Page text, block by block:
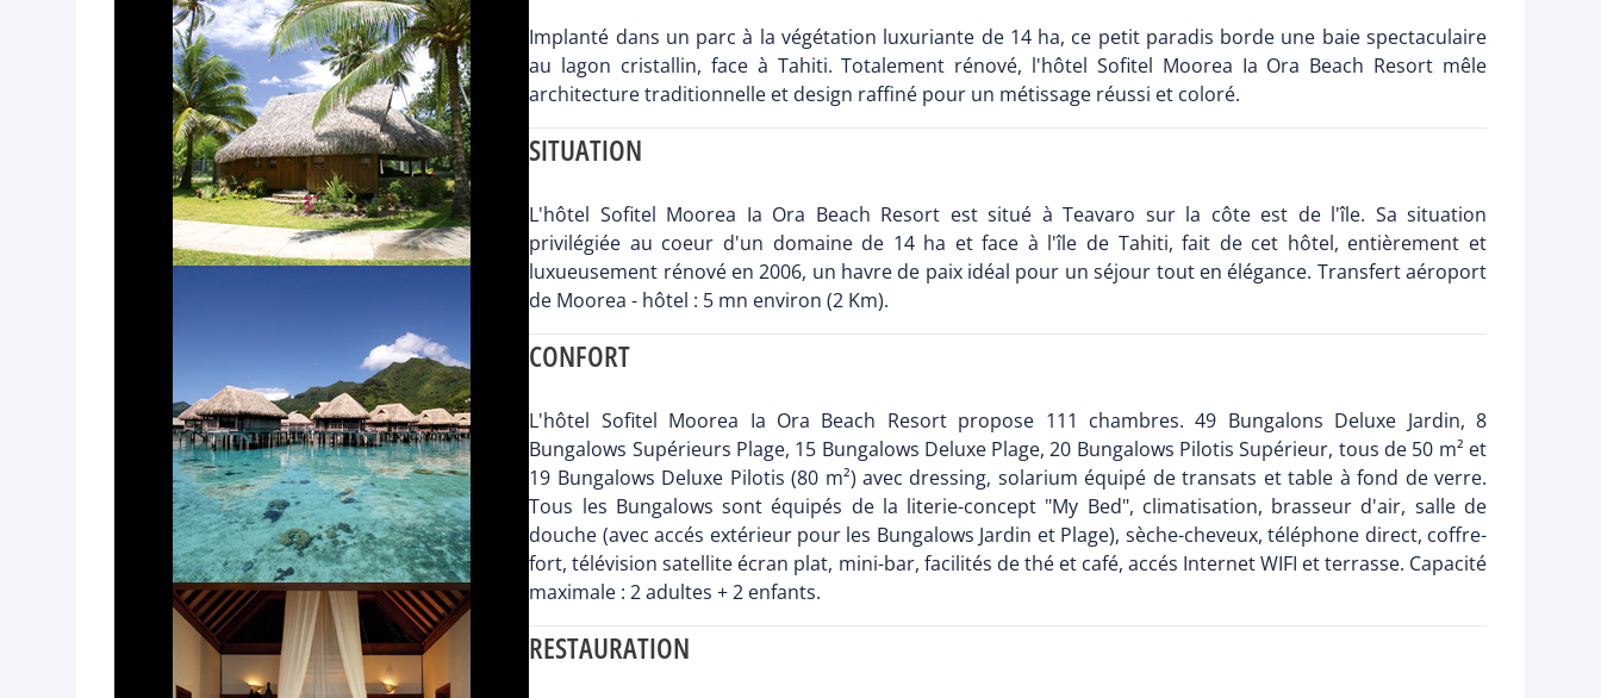
Implanté dans un parc à la végétation luxuriante de 14 ha, ce petit paradis borde une baie spectaculaire
au lagon cristallin, face à Tahiti. Totalement rénové, l'hôtel Sofitel Moorea Ia Ora Beach Resort mêle
architecture traditionnelle et design raffiné pour un métissage réussi et coloré.
SITUATION
L'hôtel Sofitel Moorea Ia Ora Beach Resort est situé à Teavaro sur la côte est de l'île. Sa situation
privilégiée au coeur d'un domaine de 14 ha et face à l'île de Tahiti, fait de cet hôtel, entièrement et
luxueusement rénové en 2006, un havre de paix idéal pour un séjour tout en élégance. Transfert aéroport
de Moorea - hôtel : 5 mn environ (2 Km).
CONFORT
L'hôtel Sofitel Moorea Ia Ora Beach Resort propose 111 chambres. 49 Bungalons Deluxe Jardin, 8
Bungalows Supérieurs Plage, 15 Bungalows Deluxe Plage, 20 Bungalows Pilotis Supérieur, tous de 50 m² et
19 Bungalows Deluxe Pilotis (80 m²) avec dressing, solarium équipé de transats et table à fond de verre.
Tous les Bungalows sont équipés de la literie-concept "My Bed", climatisation, brasseur d'air, salle de
douche (avec accés extérieur pour les Bungalows Jardin et Plage), sèche-cheveux, téléphone direct, coffre-
fort, télévision satellite écran plat, mini-bar, facilités de thé et café, accés Internet WIFI et terrasse. Capacité
maximale : 2 adultes + 2 enfants.
RESTAURATION